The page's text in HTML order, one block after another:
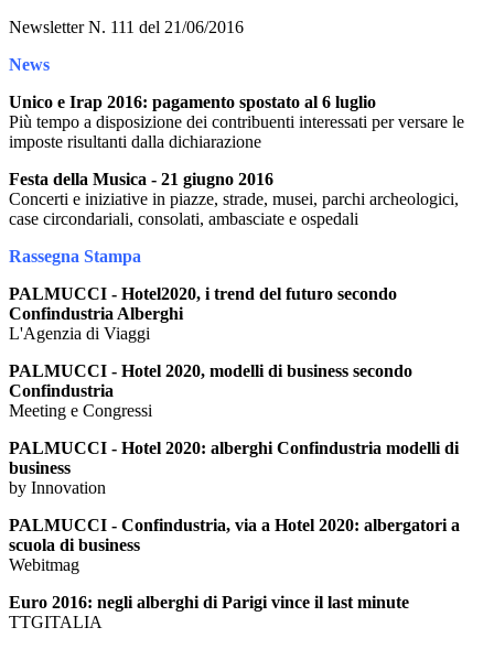
Newsletter N. 111 del 21/06/2016
News
Unico e Irap 2016: pagamento spostato al 6 luglio
Più tempo a disposizione dei contribuenti interessati per versare le
imposte risultanti dalla dichiarazione
Festa della Musica - 21 giugno 2016
Concerti e iniziative in piazze, strade, musei, parchi archeologici,
case circondariali, consolati, ambasciate e ospedali
Rassegna Stampa
PALMUCCI - Hotel2020, i trend del futuro secondo
Confindustria Alberghi
L'Agenzia di Viaggi
PALMUCCI - Hotel 2020, modelli di business secondo
Confindustria
Meeting e Congressi
PALMUCCI - Hotel 2020: alberghi Confindustria modelli di
business
by Innovation
PALMUCCI - Confindustria, via a Hotel 2020: albergatori a
scuola di business
Webitmag
Euro 2016: negli alberghi di Parigi vince il last minute
TTGITALIA